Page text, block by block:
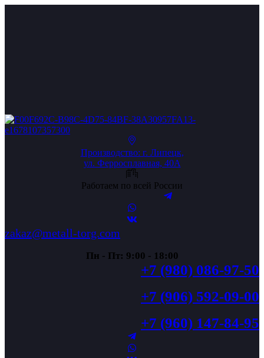
Производство: г. Липецк,
ул. Ферросплавная, 40А
Работаем по всей России
zakaz@metall-torg.com
Пн - Пт: 9:00 - 18:00
+7 (980) 086-97-50
+7 (906) 592-09-00
+7 (960) 147-84-95